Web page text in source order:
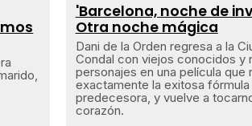
'Barcelona, noche de
Otra noche mágica
Dani de la Orden regresa a la
Condal con viejos conocidos y
personajes en una película que
exactamente la exitosa fórmula
predecesora, y vuelve a
corazón.